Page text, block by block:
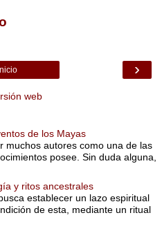
›
web
de los Mayas
muchos autores como una de las
posee. Sin duda alguna,
y ritos ancestrales
establecer un lazo espiritual
de esta, mediante un ritual